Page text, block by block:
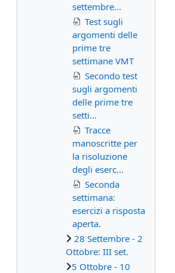
settembre...
Test sugli
argomenti delle
prime tre
settimane VMT
Secondo test
sugli argomenti
delle prime tre
setti...
Tracce
manoscritte per
la risoluzione
degli eserc...
Seconda
settimana:
esercizi a risposta
aperta.
28 Settembre - 2
Ottobre: III set.
5 Ottobre - 10